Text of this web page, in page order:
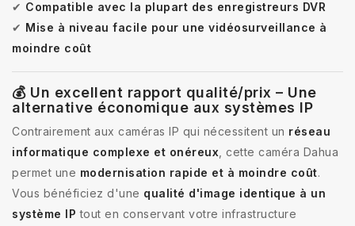
✔ Compatible avec la plupart des enregistreurs DVR
✔ Mise à niveau facile pour une vidéosurveillance à
moindre coût
💰 Un excellent rapport qualité/prix – Une
alternative économique aux systèmes IP
Contrairement aux caméras IP qui nécessitent un réseau
informatique complexe et onéreux , cette caméra Dahua
permet une modernisation rapide et à moindre coût.
Vous bénéficiez d'une qualité d'image identique à un
système IP tout en conservant votre infrastructure